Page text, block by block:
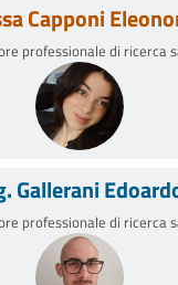
Capponi
professionale di ricerca
Gallerani
professionale di ricerca